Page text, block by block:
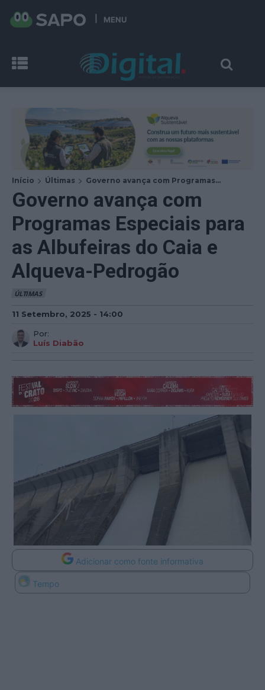
MENU
Início Últimas Governo avança com Programas...
Governo avança com
Programas Especiais para
as Albufeiras do Caia e
Alqueva-Pedrogão
ÚLTIMAS
11 Setembro, 2025 - 14:00
Por:
Luís Diabão
Adicionar como fonte informativa
Tempo